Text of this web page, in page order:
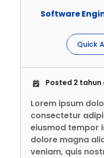
Software
Quick
Posted 2 tahun
Lorem ipsum
consectetur
eiusmod tempor
dolore magna
veniam, quis